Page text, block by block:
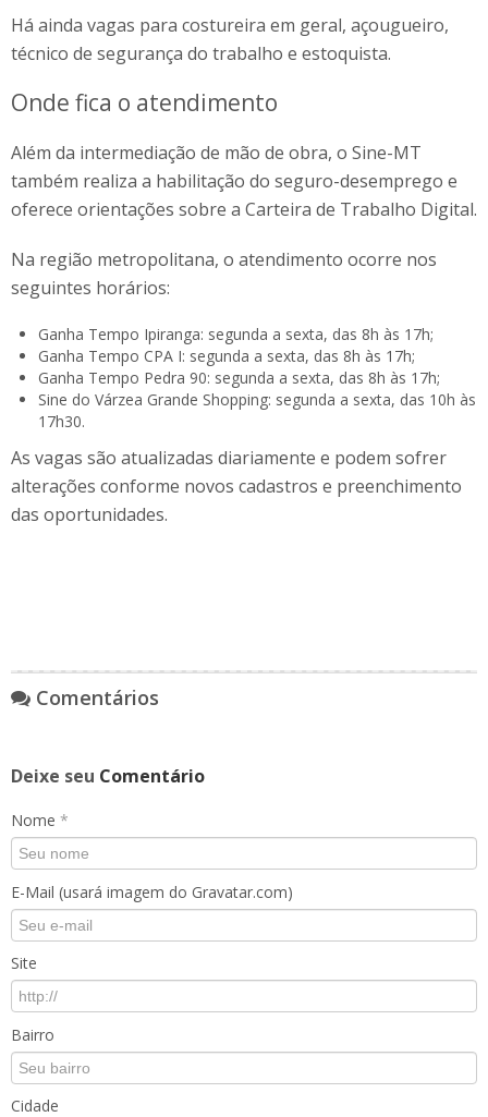
Há ainda vagas para costureira em geral, açougueiro,
técnico de segurança do trabalho e estoquista.
Onde fica o atendimento
Além da intermediação de mão de obra, o Sine-MT
também realiza a habilitação do seguro-desemprego e
oferece orientações sobre a Carteira de Trabalho Digital.
Na região metropolitana, o atendimento ocorre nos
seguintes horários:
Ganha Tempo Ipiranga: segunda a sexta, das 8h às 17h;
Ganha Tempo CPA I: segunda a sexta, das 8h às 17h;
Ganha Tempo Pedra 90: segunda a sexta, das 8h às 17h;
Sine do Várzea Grande Shopping: segunda a sexta, das 10h às
17h30.
As vagas são atualizadas diariamente e podem sofrer
alterações conforme novos cadastros e preenchimento
das oportunidades.
Comentários
Deixe seu Comentário
Nome *
E-Mail (usará imagem do Gravatar.com)
Site
Bairro
Cidade